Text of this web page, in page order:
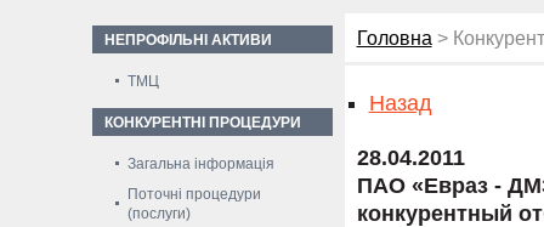
НЕПРОФІЛЬНІ АКТИВИ
ТМЦ
КОНКУРЕНТНІ ПРОЦЕДУРИ
Загальна інформація
Поточні процедури
(послуги)
Головна >
Назад
28.04.2011
ПАО «Евраз -
конкурентный